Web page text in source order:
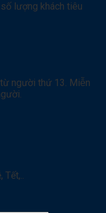
lượng khách tiêu
người thứ 13. Miễn
Tết,..